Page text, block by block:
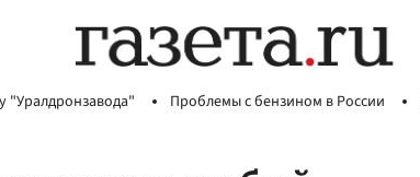
"Уралдронзавода" Проблемы с бензином в России